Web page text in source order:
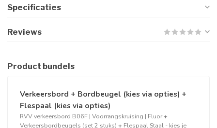
Specificaties
Reviews
Product bundels
Verkeersbord + Bordbeugel (kies via opties) +
Flespaal (kies via opties)
RVV verkeersbord B06F | Voorrangskruising | Fluor+
Verkeersbordbeugels (set 2 stuks) + Flespaal Staal - kies je